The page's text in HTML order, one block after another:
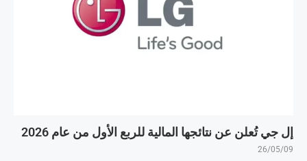
إل جي تُعلن عن نتائجها المالية للربع الأول من عام 2026
26/05/09